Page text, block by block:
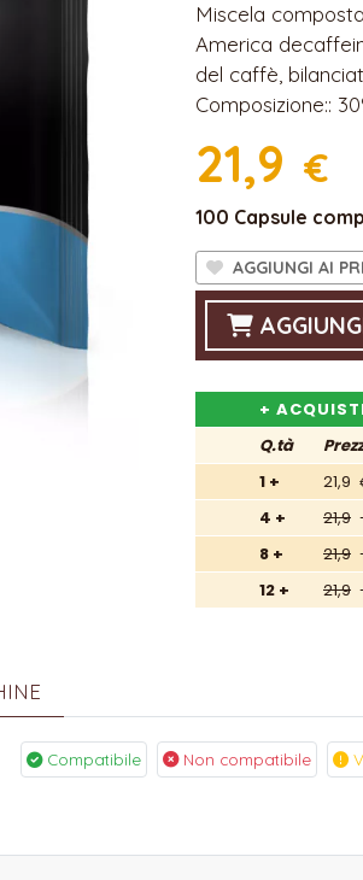
Miscela
America
del caffè,
Composizione::
21,9 €
100 Capsule
AGGIUNGI AI
+
Q.tà
1 +
21,9
4 + 21,9
8 + 21,9
12 + 21,9
Compatibile Non compatibile